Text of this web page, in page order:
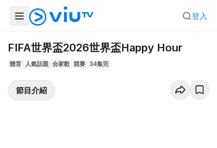
登入
FIFA世界盃2026世界盃Happy Hour
體育 人氣話題 合家歡 競賽 34集完
節目介紹